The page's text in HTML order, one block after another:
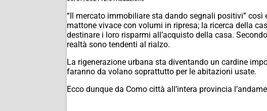
“Il mercato immobiliare sta dando segnali positivi”
mattone vivace con volumi in ripresa; la ricerca della
destinare i loro risparmi all’acquisto della casa.
realtà sono tendenti al rialzo.
La rigenerazione urbana sta diventando un cardine
faranno da volano soprattutto per le abitazioni usate.
Ecco dunque da Como città all’intera provincia